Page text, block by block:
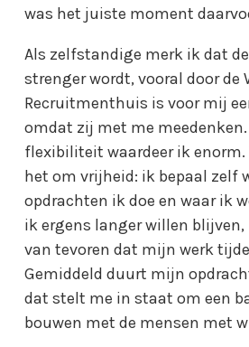
was het juiste moment
Als zelfstandige merk ik dat
strenger wordt, vooral door de
Recruitmenthuis is voor mij
omdat zij met me meedenken.
flexibiliteit waardeer ik
het om vrijheid: ik bepaal zelf
opdrachten ik doe en waar ik
ik ergens langer willen blijven,
van tevoren dat mijn werk
Gemiddeld duurt mijn
dat stelt me in staat om een
bouwen met de mensen met